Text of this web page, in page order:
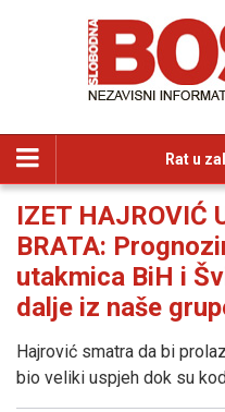
Rat u
IZET HAJROVIĆ
BRATA:
utakmica BiH i
dalje iz naše
Hajrović smatra da bi
bio veliki uspjeh dok su